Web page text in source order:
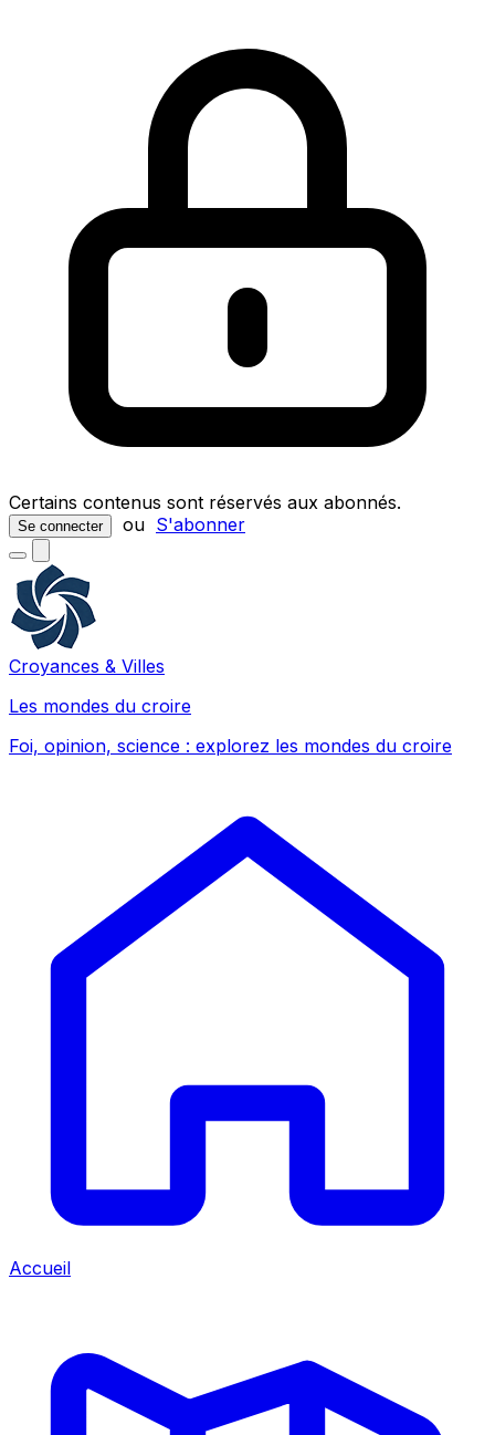
Certains contenus sont réservés aux abonnés.
Se connecter ou S'abonner
Croyances & Villes
Les mondes du croire
Foi, opinion, science : explorez les mondes du croire
Accueil